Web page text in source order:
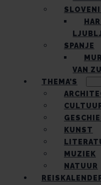
SPANJE
VAN
THEMA’S
KUNST
MUZIEK
NATUUR